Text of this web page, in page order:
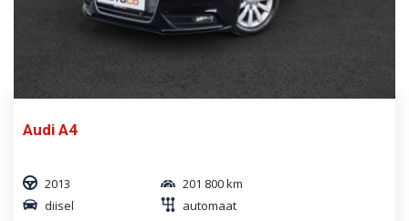
Audi A4
2013
201 800 km
diisel
automaat